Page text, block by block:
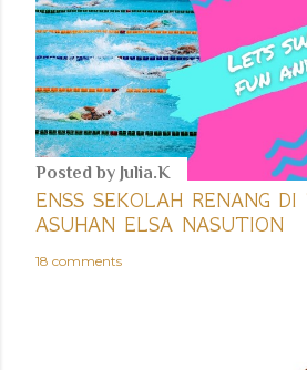
Posted by Julia.K
ENSS SEKOLAH RENANG DI
ASUHAN ELSA NASUTION
18 comments